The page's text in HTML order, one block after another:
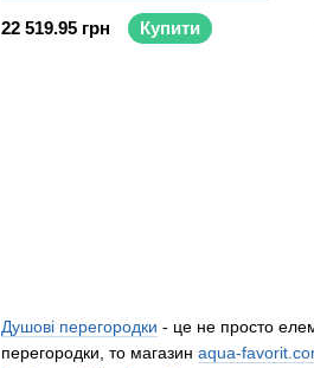
Душові перегородки - це не просто
перегородки, то магазин aqua-
22 519.95 грн
Купити